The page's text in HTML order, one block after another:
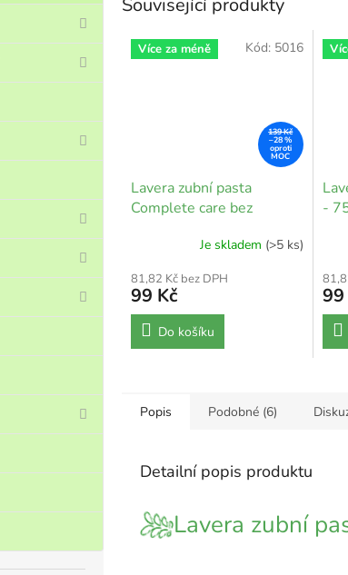
Více za méně
139 Kč
–28 %
Lavera zubní pasta
Complete care bez
Je skladem (>5 ks)
81,82 Kč bez DPH
99 Kč
Do košíku
Kód: 5016
-
99
Popis Podobné (6)
Detailní popis produktu
Lavera zubní